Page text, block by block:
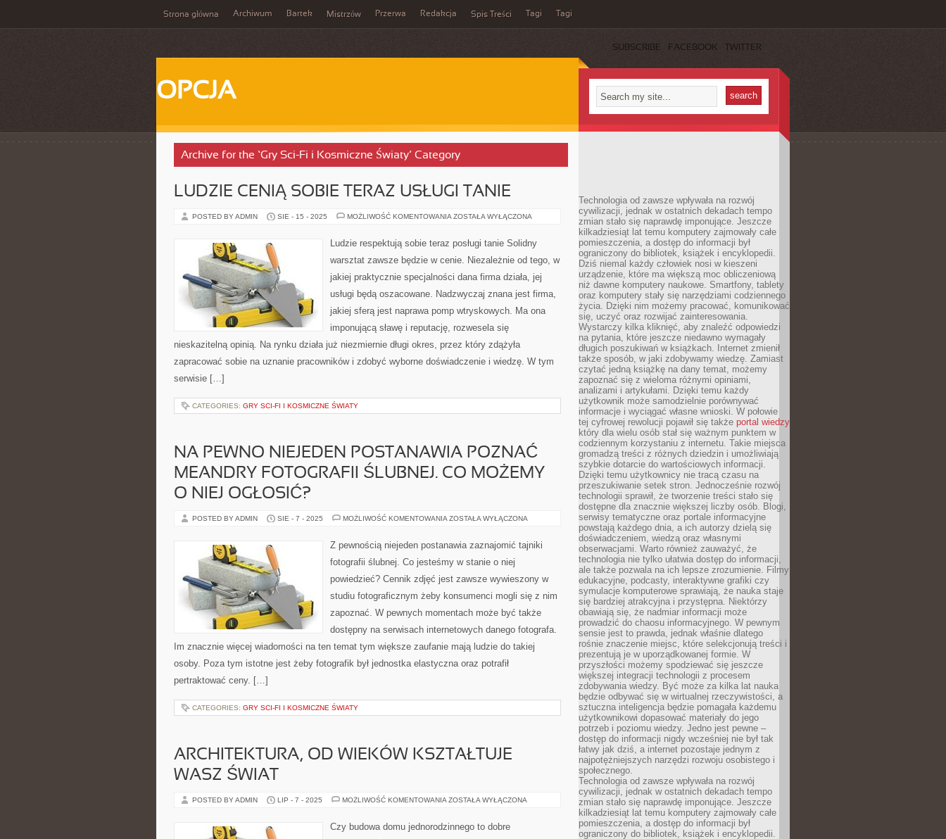
Strona główna Archiwum Bartek Mistrzów Przerwa Redakcja Spis Treści Tagi Tagi
SUBSCRIBE FACEBOOK TWITTER
OPCJA
Archive for the ‘Gry Sci-Fi i Kosmiczne Światy’ Category
LUDZIE CENIĄ SOBIE TERAZ USŁUGI TANIE
POSTED BY ADMIN SIE - 15 - 2025 MOŻLIWOŚĆ KOMENTOWANIA LUDZIE
TERAZ
USŁUGI
ZOSTAŁA WYŁĄCZONA
Ludzie respektują sobie teraz posługi tanie Solidny
warsztat zawsze będzie w cenie. Niezależnie od tego, w
jakiej praktycznie specjalności dana firma działa, jej
usługi będą oszacowane. Nadzwyczaj znana jest firma,
jakiej sferą jest naprawa pomp wtryskowych. Ma ona
imponującą sławę i reputację, rozwesela się
nieskazitelną opinią. Na rynku działa już niezmiernie długi okres, przez który zdążyła
zapracować sobie na uznanie pracowników i zdobyć wyborne doświadczenie i wiedzę. W tym
serwisie […]
CATEGORIES: GRY SCI-FI I KOSMICZNE ŚWIATY
NA PEWNO NIEJEDEN POSTANAWIA POZNAĆ
MEANDRY FOTOGRAFII ŚLUBNEJ. CO MOŻEMY
O NIEJ OGŁOSIĆ?
POSTED BY ADMIN SIE - 7 - 2025 MOŻLIWOŚĆ KOMENTOWANIA NA
POSTANAWIA
POZNAĆ
FOTOGRAFII
CO
O
OGŁOSIĆ?
ZOSTAŁA WYŁĄCZONA
Z pewnością niejeden postanawia zaznajomić tajniki
fotografii ślubnej. Co jesteśmy w stanie o niej
powiedzieć? Cennik zdjęć jest zawsze wywieszony w
studiu fotograficznym żeby konsumenci mogli się z nim
zapoznać. W pewnych momentach może być także
dostępny na serwisach internetowych danego fotografa.
Im znacznie więcej wiadomości na ten temat tym większe zaufanie mają ludzie do takiej
osoby. Poza tym istotne jest żeby fotografik był jednostka elastyczna oraz potrafił
pertraktować ceny. […]
CATEGORIES: GRY SCI-FI I KOSMICZNE ŚWIATY
ARCHITEKTURA, OD WIEKÓW KSZTAŁTUJE
WASZ ŚWIAT
POSTED BY ADMIN LIP - 7 - 2025 MOŻLIWOŚĆ KOMENTOWANIA ARCHITEKTURA,
KSZTAŁTUJE
WASZ
ZOSTAŁA WYŁĄCZONA
Czy budowa domu jednorodzinnego to dobre
Technologia od zawsze wpływała na rozwój
cywilizacji, jednak w ostatnich dekadach tempo
zmian stało się naprawdę imponujące. Jeszcze
kilkadziesiąt lat temu komputery zajmowały całe
pomieszczenia, a dostęp do informacji był
ograniczony do bibliotek, książek i encyklopedii.
Dziś niemal każdy człowiek nosi w kieszeni
urządzenie, które ma większą moc obliczeniową
niż dawne komputery naukowe. Smartfony, tablety
oraz komputery stały się narzędziami codziennego
życia. Dzięki nim możemy pracować, komunikować
się, uczyć oraz rozwijać zainteresowania.
Wystarczy kilka kliknięć, aby znaleźć odpowiedzi
na pytania, które jeszcze niedawno wymagały
długich poszukiwań w książkach. Internet zmienił
także sposób, w jaki zdobywamy wiedzę. Zamiast
czytać jedną książkę na dany temat, możemy
zapoznać się z wieloma różnymi opiniami,
analizami i artykułami. Dzięki temu każdy
użytkownik może samodzielnie porównywać
informacje i wyciągać własne wnioski. W połowie
tej cyfrowej rewolucji pojawił się także portal wiedzy
który dla wielu osób stał się ważnym punktem w
codziennym korzystaniu z internetu. Takie miejsca
gromadzą treści z różnych dziedzin i umożliwiają
szybkie dotarcie do wartościowych informacji.
Dzięki temu użytkownicy nie tracą czasu na
przeszukiwanie setek stron. Jednocześnie rozwój
technologii sprawił, że tworzenie treści stało się
dostępne dla znacznie większej liczby osób. Blogi,
serwisy tematyczne oraz portale informacyjne
powstają każdego dnia, a ich autorzy dzielą się
doświadczeniem, wiedzą oraz własnymi
obserwacjami. Warto również zauważyć, że
technologia nie tylko ułatwia dostęp do informacji,
ale także pozwala na ich lepsze zrozumienie. Filmy
edukacyjne, podcasty, interaktywne grafiki czy
symulacje komputerowe sprawiają, że nauka staje
się bardziej atrakcyjna i przystępna. Niektórzy
obawiają się, że nadmiar informacji może
prowadzić do chaosu informacyjnego. W pewnym
sensie jest to prawda, jednak właśnie dlatego
rośnie znaczenie miejsc, które selekcjonują treści i
prezentują je w uporządkowanej formie. W
przyszłości możemy spodziewać się jeszcze
większej integracji technologii z procesem
zdobywania wiedzy. Być może za kilka lat nauka
będzie odbywać się w wirtualnej rzeczywistości, a
sztuczna inteligencja będzie pomagała każdemu
użytkownikowi dopasować materiały do jego
potrzeb i poziomu wiedzy. Jedno jest pewne –
dostęp do informacji nigdy wcześniej nie był tak
łatwy jak dziś, a internet pozostaje jednym z
najpotężniejszych narzędzi rozwoju osobistego i
społecznego.
Technologia od zawsze wpływała na rozwój
cywilizacji, jednak w ostatnich dekadach tempo
zmian stało się naprawdę imponujące. Jeszcze
kilkadziesiąt lat temu komputery zajmowały całe
pomieszczenia, a dostęp do informacji był
ograniczony do bibliotek, książek i encyklopedii.